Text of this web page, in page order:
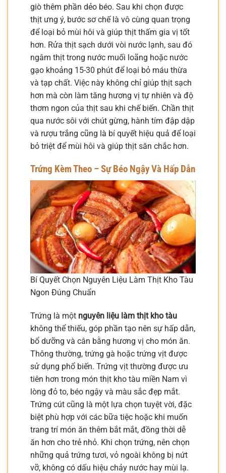
giò thêm phần dẻo béo. Sau khi chọn được
thịt ưng ý, bước sơ chế là vô cùng quan trọng
để loại bỏ mùi hôi và giúp thịt thấm gia vị tốt
hơn. Rửa thịt sạch dưới vòi nước lạnh, sau đó
ngâm thịt trong nước muối loãng hoặc nước
gạo khoảng 15-30 phút để loại bỏ máu thừa
và tạp chất. Việc này không chỉ giúp thịt sạch
hơn mà còn làm tăng hương vị tự nhiên và độ
thơm ngon của thịt sau khi chế biến. Chần thịt
qua nước sôi với chút gừng, hành tím đập dập
và rượu trắng cũng là bí quyết hiệu quả để loại
bỏ triệt để mùi hôi và giúp thịt săn chắc hơn.
Trứng Kèm Theo – Sự Béo Ngậy Và Hấp Dẫn
Bí Quyết Chọn Nguyên Liệu Làm Thịt Kho Tàu
Ngon Đúng Chuẩn
Trứng là một nguyên liệu làm thịt kho tàu
không thể thiếu, góp phần tạo nên sự hấp dẫn,
bổ dưỡng và cân bằng hương vị cho món ăn.
Thông thường, trứng gà hoặc trứng vịt được
sử dụng phổ biến. Trứng vịt thường được ưu
tiên hơn trong món thịt kho tàu miền Nam vì
lòng đỏ to, béo ngậy và màu sắc đẹp mắt.
Trứng cút cũng là một lựa chọn tuyệt vời, đặc
biệt phù hợp với các bữa tiệc hoặc khi muốn
trang trí món ăn thêm bắt mắt, đồng thời dễ
ăn hơn cho trẻ nhỏ. Khi chọn trứng, nên chọn
những quả trứng tươi, vỏ ngoài không bị nứt
vỡ, không có dấu hiệu chảy nước hay mùi lạ.